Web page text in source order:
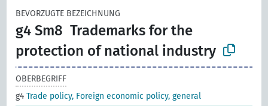
BEVORZUGTE BEZEICHNUNG
g4 Sm8 Trademarks for the
protection of national industry
OBERBEGRIFF
g4Trade policy, Foreign economic policy, general